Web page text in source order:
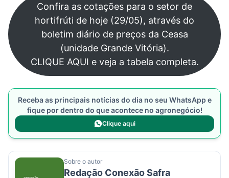
Confira as cotações para o setor de
hortifrúti de hoje (29/05), através do
boletim diário de preços da Ceasa
(unidade Grande Vitória).
CLIQUE AQUI e veja a tabela completa.
Receba as principais notícias do dia no seu WhatsApp e
fique por dentro do que acontece no agronegócio!
Clique aqui
Sobre o autor
Redação Conexão Safra